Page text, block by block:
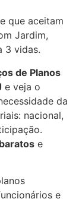
que aceitam
Jardim,
3 vidas.
de Planos
e veja o
da
nacional,
e
e